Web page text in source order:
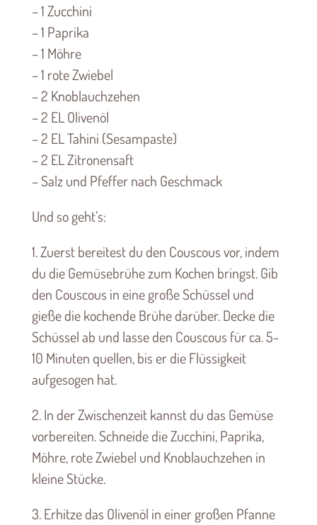
– 1 Zucchini
– 1 Paprika
– 1 Möhre
– 1 rote Zwiebel
– 2 Knoblauchzehen
– 2 EL Olivenöl
– 2 EL Tahini (Sesampaste)
– 2 EL Zitronensaft
– Salz und Pfeffer nach Geschmack
Und so geht’s:
1. Zuerst bereitest du den Couscous vor, indem
du die Gemüsebrühe zum Kochen bringst. Gib
den Couscous in eine große Schüssel und
gieße die kochende Brühe darüber. Decke die
Schüssel ab und lasse den Couscous für ca. 5-
10 Minuten quellen, bis er die Flüssigkeit
aufgesogen hat.
2. In der Zwischenzeit kannst du das Gemüse
vorbereiten. Schneide die Zucchini, Paprika,
Möhre, rote Zwiebel und Knoblauchzehen in
kleine Stücke.
3. Erhitze das Olivenöl in einer großen Pfanne